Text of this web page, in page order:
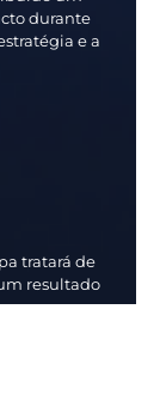
durante
e a
tratará de
resultado
que supera